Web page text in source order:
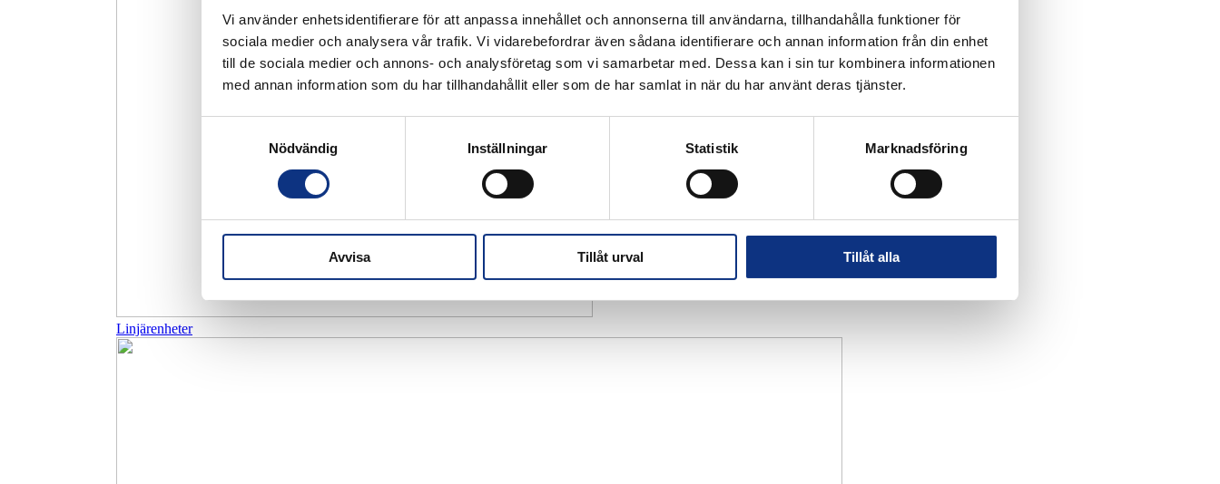
Vi använder enhetsidentifierare för att anpassa innehållet och annonserna till användarna, tillhandahålla funktioner för
sociala medier och analysera vår trafik. Vi vidarebefordrar även sådana identifierare och annan information från din enhet
till de sociala medier och annons- och analysföretag som vi samarbetar med. Dessa kan i sin tur kombinera informationen
med annan information som du har tillhandahållit eller som de har samlat in när du har använt deras tjänster.
Nödvändig
Inställningar Statistik Marknadsföring
Avvisa Tillåt urval Tillåt alla
Linjärenheter